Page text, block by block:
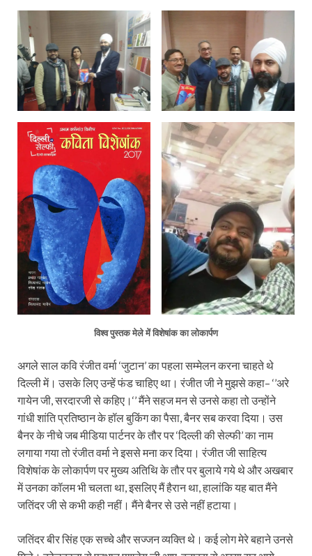
विश्व पुस्तक मेले में विशेषांक का लोकार्पण
अगले साल कवि रंजीत वर्मा ‘जुटान’ का पहला सम्मेलन करना चाहते थे
दिल्ली में। उसके लिए उन्‍हें फंड चाहिए था। रंजीत जी ने मुझसे कहा– ‘’अरे
गायेन जी, सरदारजी से कहिए।‘’ मैंने सहज मन से उनसे कहा तो उन्होंने
गांधी शांति प्रतिष्‍ठान के हॉल बुकिंग का पैसा, बैनर सब करवा दिया। उस
बैनर के नीचे जब मीडिया पार्टनर के तौर पर ‘दिल्ली की सेल्फी’ का नाम
लगाया गया तो रंजीत वर्मा ने इससे मना कर दिया। रंजीत जी साहित्य
विशेषांक के लोकार्पण पर मुख्य अतिथि के तौर पर बुलाये गये थे और अखबार
में उनका कॉलम भी चलता था, इसलिए मैं हैरान था, हालांकि यह बात मैंने
जतिंदर जी से कभी कही नहीं। मैंने बैनर से उसे नहीं हटाया।
जतिंदर बीर सिंह एक सच्चे और सज्जन व्यक्ति थे। कई लोग मेरे बहाने उनसे